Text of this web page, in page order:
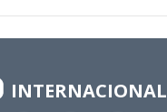
INTERNACIONAL